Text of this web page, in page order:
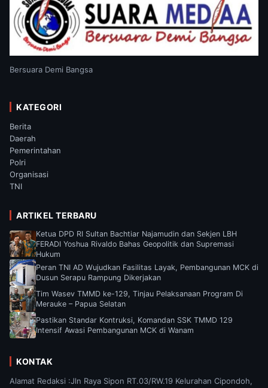
Bersuara Demi Bangsa
KATEGORI
Berita
Daerah
Pemerintahan
Polri
Organisasi
TNI
ARTIKEL TERBARU
Ketua DPD RI Sultan Bachtiar Najamudin dan Sekjen LBH
FERADI Yoshua Rivaldo Bahas Geopolitik dan Supremasi
Hukum
Peran TNI AD Wujudkan Fasilitas Layak, Pembangunan MCK di
Dusun Serapu Rampung Dikerjakan
Tim Wasev TMMD ke-129, Tinjau Pelaksanaan Program Di
Merauke – Papua Selatan
Pastikan Standar Kontruksi, Komandan SSK TMMD 129
Intensif Awasi Pembangunan MCK di Wanam
KONTAK
Alamat Redaksi :Jln Raya Sipon RT.03/RW.19 Kelurahan Cipondoh,